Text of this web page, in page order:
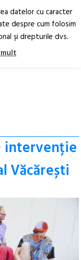
RO EN
intervenție
Văcărești
datelor cu caracter
despre cum folosim
şi drepturile dvs.